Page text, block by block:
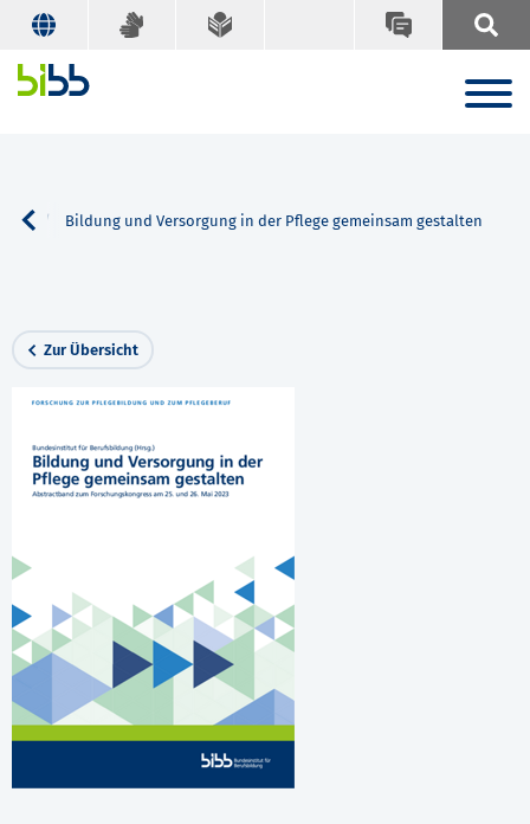
Bildung und Versorgung in der Pflege gemeinsam gestalten
Zur Übersicht